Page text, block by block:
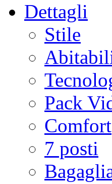
Dettagli
Stile
Pack
Comfort
7 posti